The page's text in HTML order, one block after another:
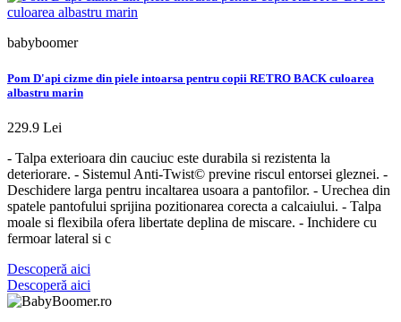
babyboomer
Pom D'api cizme din piele intoarsa pentru copii RETRO BACK culoarea
albastru marin
229.9 Lei
- Talpa exterioara din cauciuc este durabila si rezistenta la
deteriorare. - Sistemul Anti-Twist© previne riscul entorsei gleznei. -
Deschidere larga pentru incaltarea usoara a pantofilor. - Urechea din
spatele pantofului sprijina pozitionarea corecta a calcaiului. - Talpa
moale si flexibila ofera libertate deplina de miscare. - Inchidere cu
fermoar lateral si c
Descoperă aici
Descoperă aici